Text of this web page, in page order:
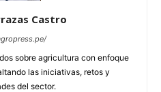
Castro
sobre agricultura con enfoque
las iniciativas, retos y
del sector.